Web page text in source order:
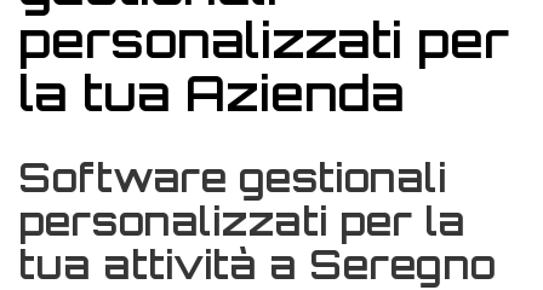
personalizzati per
la tua Azienda
Software gestionali
personalizzati per la
tua attività a Seregno